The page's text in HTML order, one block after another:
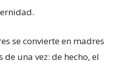
se convierte en madres
una vez: de hecho, el